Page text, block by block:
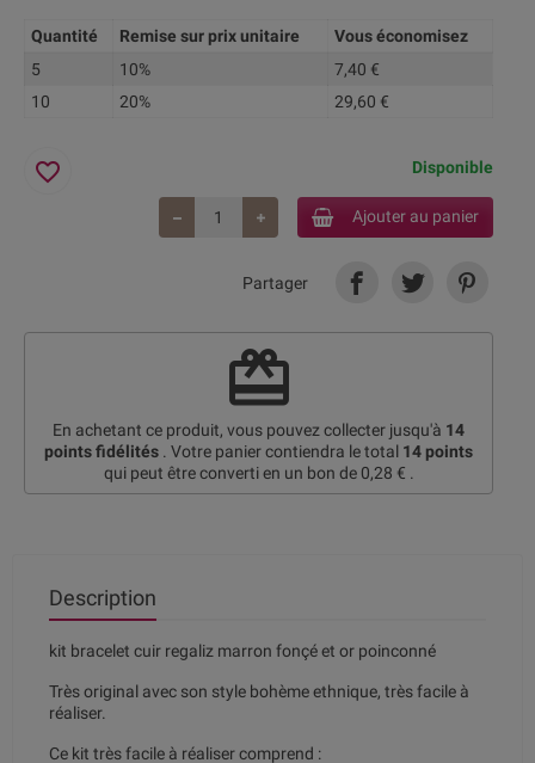
Quantité Remise sur prix unitaire
Vous économisez
5
10%
7,40 €
10
20% 29,60 €
Disponible
Ajouter au panier
favorite_border
Partager
redeem
En achetant ce produit, vous pouvez collecter jusqu'à 14
points fidélités . Votre panier contiendra le total 14 points
qui peut être converti en un bon de 0,28 € .
Description
kit bracelet cuir regaliz marron fonçé et or poinconné
Très original avec son style bohème ethnique, très facile à
réaliser.
Ce kit très facile à réaliser comprend :